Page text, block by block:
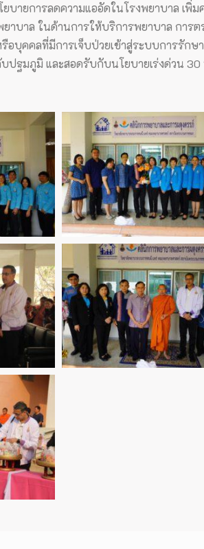
ายการลดความแออัดในโรงพยาบาล เพิ่ม
าบาล ในด้านการให้บริการพยาบาล การต
อบุคคลที่มีการเจ็บป่วยเข้าสู่ระบบการรักษ
ปฐมภูมิ และสอดรับกับนโยบายเร่งด่วน 30